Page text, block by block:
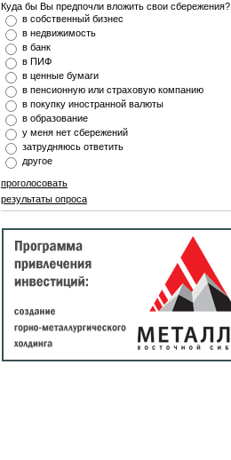
Куда бы Вы предпочли вложить свои сбережения?
в собственный бизнес
в недвижимость
в банк
в ПИФ
в ценные бумаги
в пенсионную или страховую компанию
в покупку иностранной валюты
в образование
у меня нет сбережений
затрудняюсь ответить
другое
проголосовать
результаты опроса